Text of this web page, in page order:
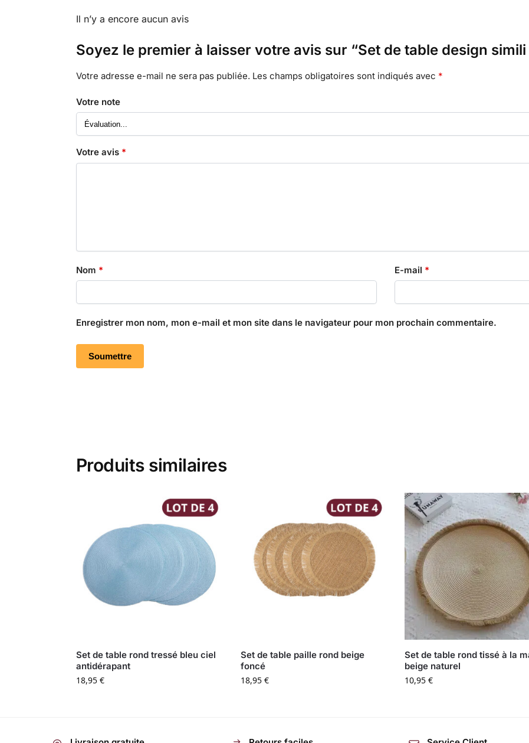
Il n’y a encore aucun avis
Soyez le premier à laisser votre avis sur “Set de table design
Votre adresse e-mail ne sera pas publiée. Les champs obligatoires sont indiqués avec *
Votre note
Votre avis *
Nom * E-mail *
Enregistrer mon nom, mon e-mail et mon site dans le navigateur pour mon prochain commentaire.
Produits similaires
Set de table rond tressé bleu ciel
antidérapant
18,95 €
Set de table paille rond beige
foncé
18,95 €
Set de table rond tissé à la
beige naturel
10,95€